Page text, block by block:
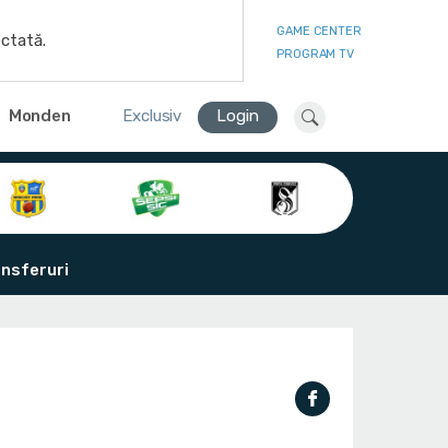
GAME CENTER
PROGRAM TV
Monden Exclusiv Login